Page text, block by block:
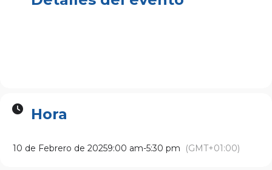
Hora
10 de Febrero de 20259:00 am-5:30 pm (GMT+01:00)